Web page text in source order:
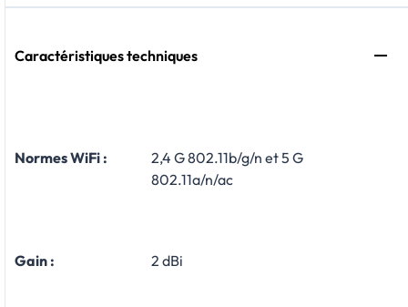
Caractéristiques techniques
Normes WiFi :
2,4 G 802.11b/g/n et 5 G
802.11a/n/ac
Gain : 2 dBi